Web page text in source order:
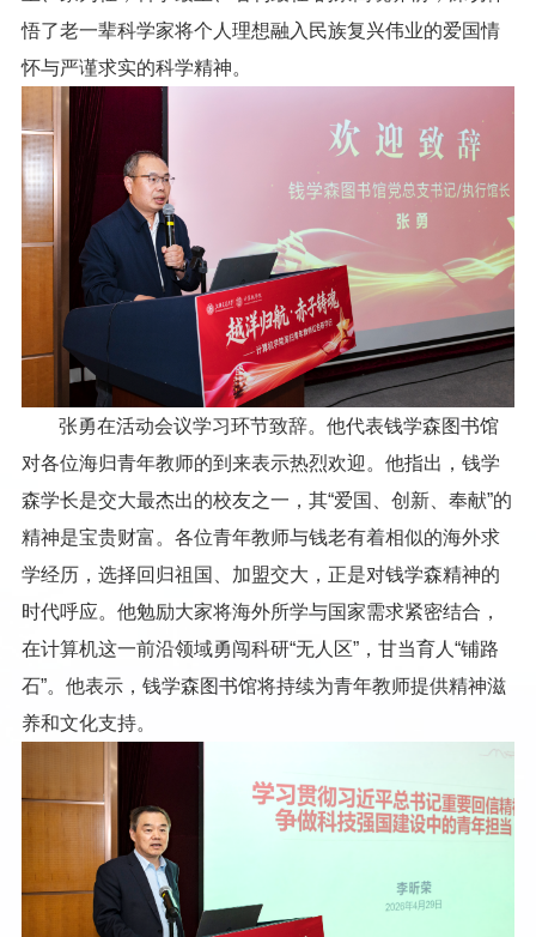
悟了老一辈科学家将个人理想融入民族复兴伟业的爱国情
怀与严谨求实的科学精神。
张勇在活动会议学习环节致辞。他代表钱学森图书馆
对各位海归青年教师的到来表示热烈欢迎。他指出，钱学
森学长是交大最杰出的校友之一，其“爱国、创新、奉献”的
精神是宝贵财富。各位青年教师与钱老有着相似的海外求
学经历，选择回归祖国、加盟交大，正是对钱学森精神的
时代呼应。他勉励大家将海外所学与国家需求紧密结合，
在计算机这一前沿领域勇闯科研“无人区”，甘当育人“铺路
石”。他表示，钱学森图书馆将持续为青年教师提供精神滋
养和文化支持。